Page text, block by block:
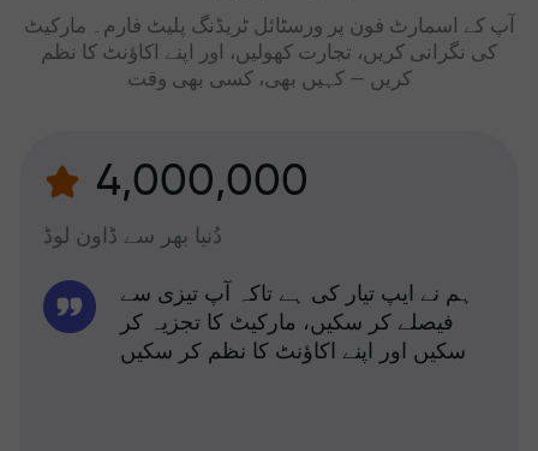
آپ کے اسمارٹ فون پر ورسٹائل ٹریڈنگ پلیٹ فارم۔ مارکیٹ
کی نگرانی کریں، تجارت کھولیں، اور اپنے اکاؤنٹ کا نظم
کریں — کہیں بھی، کسی بھی وقت
4,000,000
دُنیا بھر سے ڈاون لوڈ
ہم نے ایپ تیار کی ہے تاکہ آپ تیزی سے
فیصلے کر سکیں، مارکیٹ کا تجزیہ کر
سکیں اور اپنے اکاؤنٹ کا نظم کر سکیں